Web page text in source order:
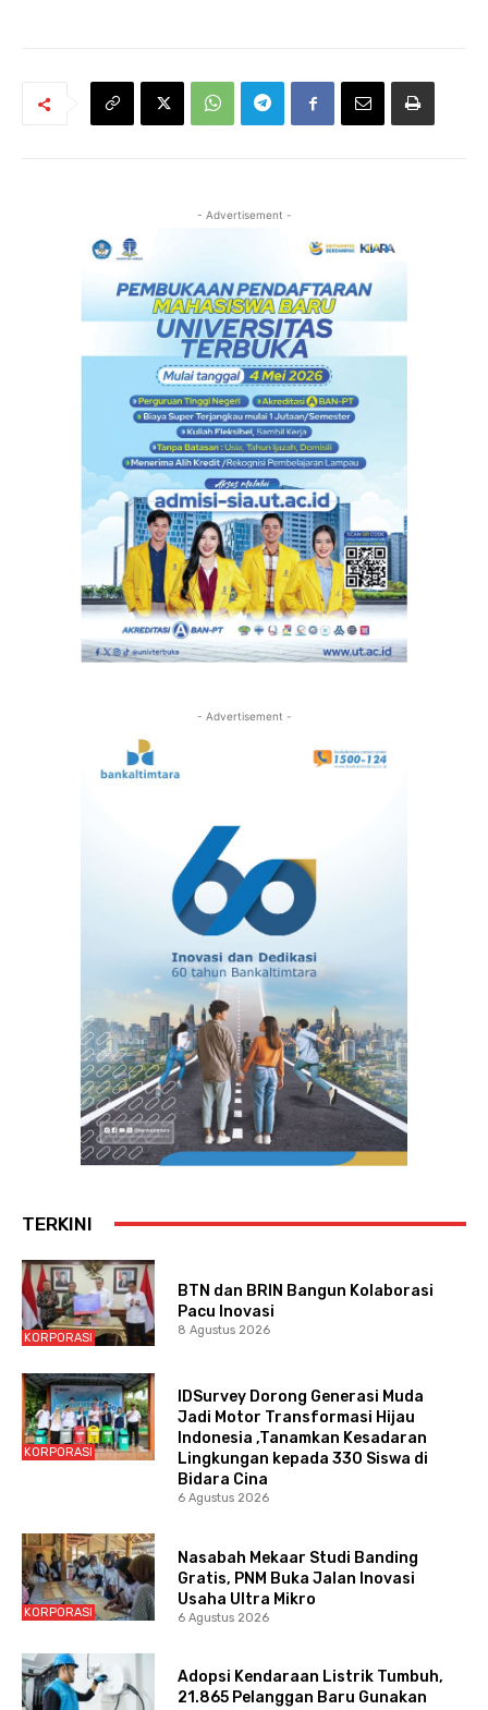
- Advertisement -
- Advertisement -
TERKINI
KORPORASI
BTN dan BRIN Bangun Kolaborasi
Pacu Inovasi
8 Agustus 2026
KORPORASI
IDSurvey Dorong Generasi Muda
Jadi Motor Transformasi Hijau
Indonesia ,Tanamkan Kesadaran
Lingkungan kepada 330 Siswa di
Bidara Cina
6 Agustus 2026
KORPORASI
Nasabah Mekaar Studi Banding
Gratis, PNM Buka Jalan Inovasi
Usaha Ultra Mikro
6 Agustus 2026
Adopsi Kendaraan Listrik Tumbuh,
21.865 Pelanggan Baru Gunakan